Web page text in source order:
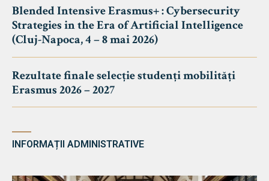
Blended Intensive Erasmus+ : Cybersecurity
Strategies in the Era of Artificial Intelligence
(Cluj-Napoca, 4 – 8 mai 2026)
Rezultate finale selecție studenți mobilități
Erasmus 2026 – 2027
INFORMAȚII ADMINISTRATIVE